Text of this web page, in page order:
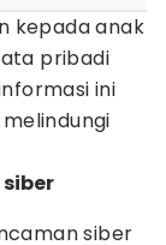
kepada anak
pribadi
ini
siber